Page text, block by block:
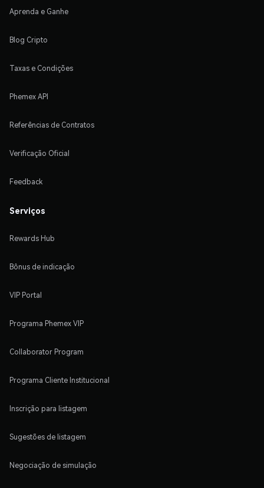
Aprenda e Ganhe
Blog Cripto
Taxas e Condições
Phemex API
Referências de Contratos
Verificação Oficial
Feedback
Serviços
Rewards Hub
Bônus de indicação
VIP Portal
Programa Phemex VIP
Collaborator Program
Programa Cliente Institucional
Inscrição para listagem
Sugestões de listagem
Negociação de simulação